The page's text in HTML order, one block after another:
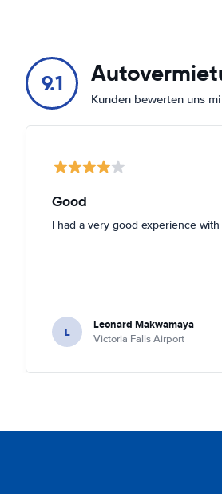
9.1
Kunden bewerten uns
Good
I had a very good experience
L Leonard Makwamaya
Victoria Falls Airport